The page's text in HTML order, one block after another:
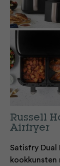
Russell
Airfryer
Satisfry Dual
kookkunsten